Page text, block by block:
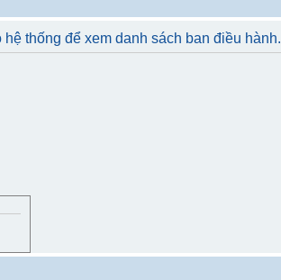
thống để xem danh sách ban điều hành.